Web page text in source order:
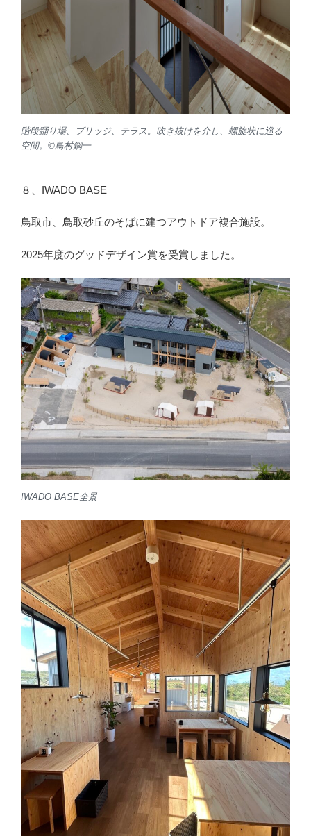
階段踊り場、ブリッジ、テラス。吹き抜けを介し、螺旋状に巡る
空間。©️鳥村鋼一
８、IWADO BASE
鳥取市、鳥取砂丘のそばに建つアウトドア複合施設。
2025年度のグッドデザイン賞を受賞しました。
IWADO BASE全景